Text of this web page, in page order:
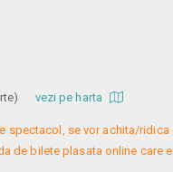
vezi pe harta
spectacol, se vor achita/ridica
de bilete plasata online care